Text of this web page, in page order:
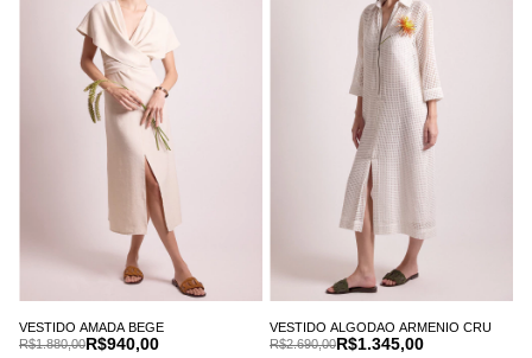
VESTIDO AMADA BEGE
R$940,00
R$1.880,00
VESTIDO ALGODAO ARMENIO CRU
R$1.345,00
R$2.690,00